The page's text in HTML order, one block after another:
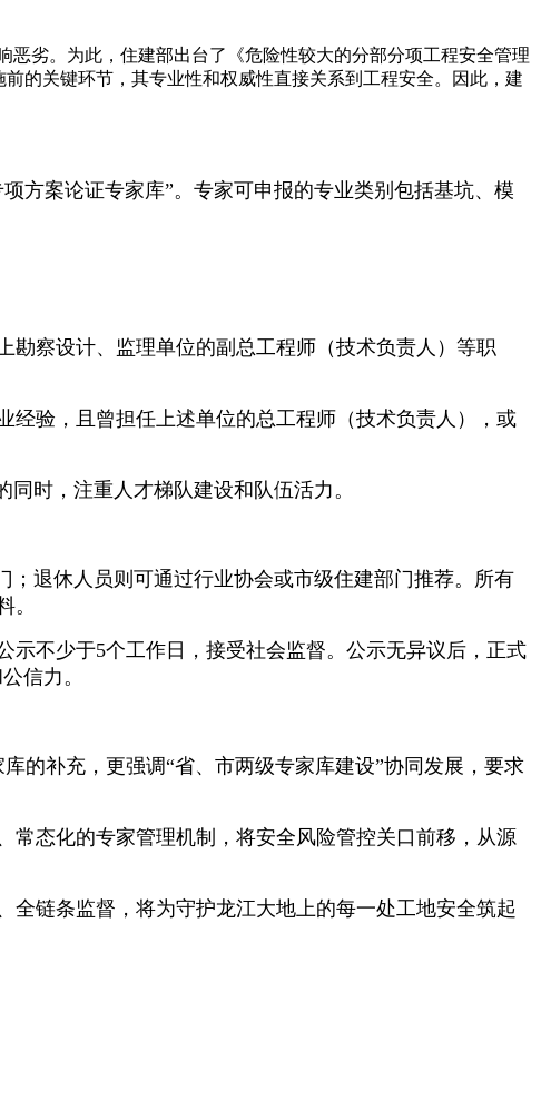
劣。为此，住建部出台了《危险性较大的分部分项工程安全管理
的关键环节，其专业性和权威性直接关系到工程安全。因此，建
方案论证专家库”。专家可申报的专业类别包括基坑、模
勘察设计、监理单位的副总工程师（技术负责人）等职
经验，且曾担任上述单位的总工程师（技术负责人），或
时，注重人才梯队建设和队伍活力。
退休人员则可通过行业协会或市级住建部门推荐。所有
。
不少于5个工作日，接受社会监督。公示无异议后，正式
信力。
的补充，更强调“省、市两级专家库建设”协同发展，要求
常态化的专家管理机制，将安全风险管控关口前移，从源
链条监督，将为守护龙江大地上的每一处工地安全筑起